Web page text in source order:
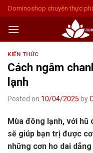
Skip
to
content
Dominoshop chuyên thực
KIẾN THỨC
Cách ngâm
lạnh
Posted on 10/04/2025 by
Mùa đông lạnh, với hũ
sẽ giúp bạn trị được
những cơn ho dai